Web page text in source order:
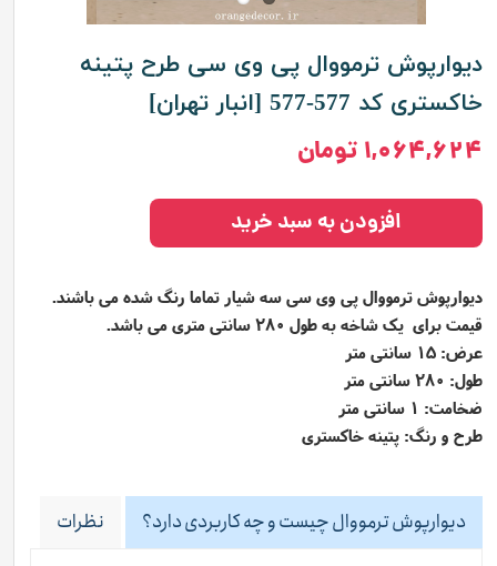
دیوارپوش ترمووال پی وی سی طرح پتینه
خاکستری کد 577-577 [انبار تهران]
۱,۰۶۴,۶۲۴ تومان
دیوارپوش ترمووال پی وی سی سه شیار تماما رنگ شده می باشند.
قیمت برای یک شاخه به طول 280 سانتی متری می باشد.
عرض: 15 سانتی متر
طول: 280 سانتی متر
ضخامت: 1 سانتی متر
طرح و رنگ: پتینه خاکستری
افزودن به سبد خرید
دیوارپوش ترمووال چیست و چه کاربردی دارد؟ نظرات